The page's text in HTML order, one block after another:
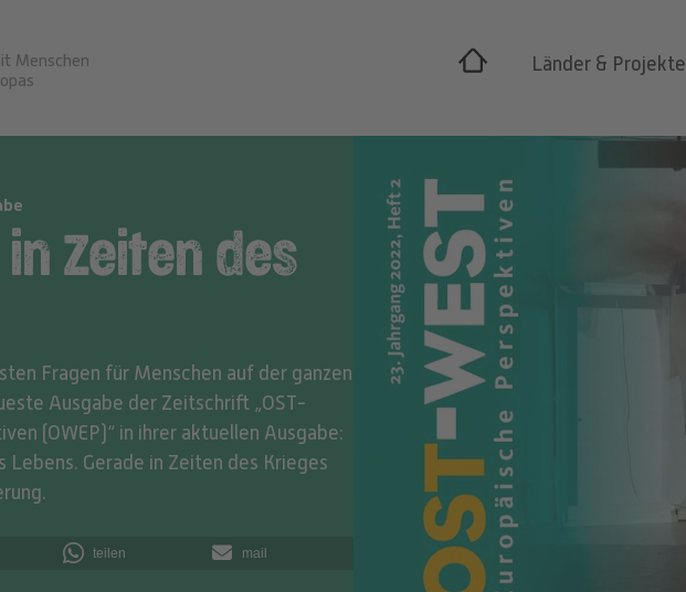
Menschen
Länder & Projekte
Zeiten des
Fragen für Menschen auf der ganzen
Ausgabe der Zeitschrift „OST-
(OWEP)“ in ihrer aktuellen Ausgabe:
Lebens. Gerade in Zeiten des Krieges
teilen mail